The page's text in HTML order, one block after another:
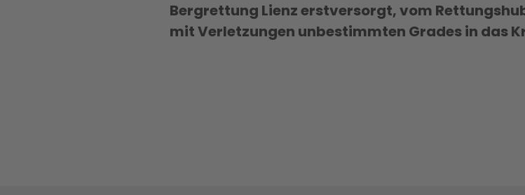
Bergrettung Lienz erstversorgt, vom
mit Verletzungen unbestimmten Grades in das